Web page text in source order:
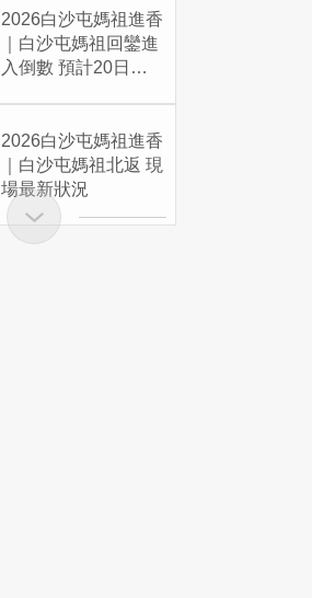
2026白沙屯媽祖進香
｜白沙屯媽祖回鑾進
入倒數 預計20日回
2026白沙屯媽祖進香
｜白沙屯媽祖北返 現
場最新狀況